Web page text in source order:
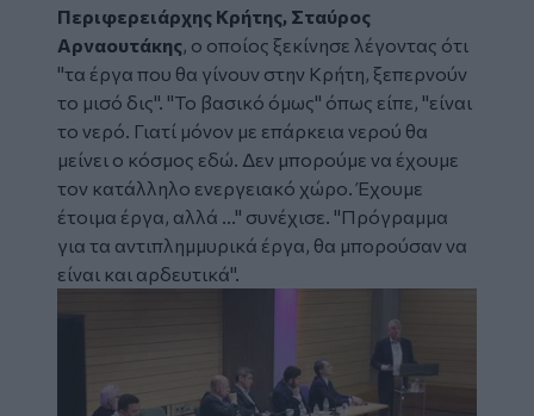
Περιφερειάρχης Κρήτης, Σταύρος
Αρναουτάκης , ο οποίος ξεκίνησε λέγοντας ότι
"τα έργα που θα γίνουν στην Κρήτη, ξεπερνούν
το μισό δις". "Το βασικό όμως" όπως είπε, "είναι
το νερό. Γιατί μόνον με επάρκεια νερού θα
μείνει ο κόσμος εδώ. Δεν μπορούμε να έχουμε
τον κατάλληλο ενεργειακό χώρο. Έχουμε
έτοιμα έργα, αλλά ..." συνέχισε. "Πρόγραμμα
για τα αντιπλημμυρικά έργα, θα μπορούσαν να
είναι και αρδευτικά".